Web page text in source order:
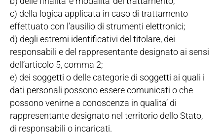
c) della logica applicata in caso di trattamento
effettuato con l’ausilio di strumenti elettronici;
d) degli estremi identificativi del titolare, dei
responsabili e del rappresentante designato ai sensi
dell’articolo 5, comma 2;
e) dei soggetti o delle categorie di soggetti ai quali i
dati personali possono essere comunicati o che
possono venirne a conoscenza in qualita’ di
rappresentante designato nel territorio dello Stato,
di responsabili o incaricati.